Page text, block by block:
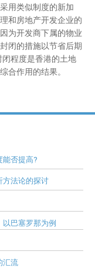
用类似制度的新加
和房地产开发企业的
为开发商下属的物业
闭的措施以节省后期
程度是香港的土地
合作用的结果。
否提高?
方法论的探讨
巴塞罗那为例
汇流